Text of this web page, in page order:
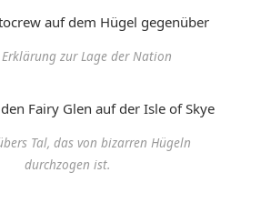
zur Lage der Nation
Tal, das von bizarren Hügeln
durchzogen ist.